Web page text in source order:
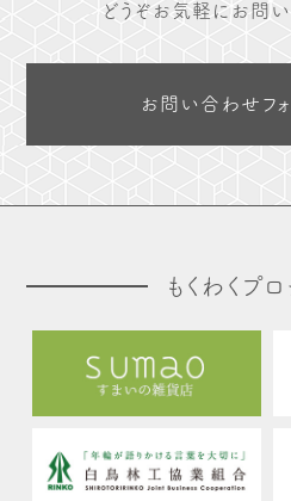
どうぞお気軽にお問い
お問い合わせフォ
もくわくプ